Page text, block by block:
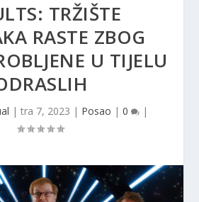
TRŽIŠTE
RASTE ZBOG
U TIJELU
| tra 7, 2023 | Posao | 0 |